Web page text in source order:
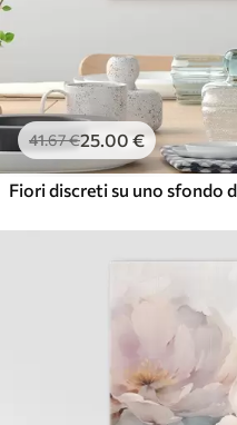
41.67€25.00 €